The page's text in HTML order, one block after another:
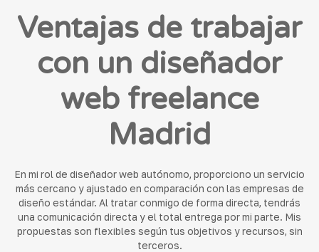
Ventajas de trabajar
con un diseñador
web freelance
Madrid
En mi rol de diseñador web autónomo, proporciono un servicio
más cercano y ajustado en comparación con las empresas de
diseño estándar. Al tratar conmigo de forma directa, tendrás
una comunicación directa y el total entrega por mi parte. Mis
propuestas son flexibles según tus objetivos y recursos, sin
terceros.